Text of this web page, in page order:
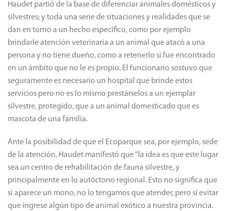
Haudet partió de la base de diferenciar animales domésticos y
silvestres; y toda una serie de situaciones y realidades que se
dan en torno a un hecho específico, como por ejemplo
brindarle atención veterinaria a un animal que atacó a una
persona y no tiene dueño, como a retenerlo si fue encontrado
en un ámbito que no le es propio. El funcionario sostuvo que
seguramente es necesario un hospital que brinde estos
servicios pero no es lo mismo prestárselos a un ejemplar
silvestre, protegido, que a un animal domesticado que es
mascota de una familia.
Ante la posibilidad de que el Ecoparque sea, por ejemplo, sede
de la atención, Haudet manifestó que “la idea es que este lugar
sea un centro de rehabilitación de fauna silvestre, y
principalmente en lo autóctono regional. Esto no significa que
si aparece un mono, no lo tengamos que atender, pero sí evitar
que ingrese algún tipo de animal exótico a nuestra provincia.